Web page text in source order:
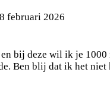
februari 2026
bij deze wil ik je
Ben blij dat ik het